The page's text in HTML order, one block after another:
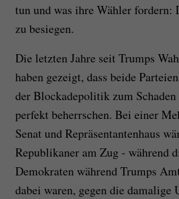
tun und was ihre Wähler fordern:
zu besiegen.
Die letzten Jahre seit Trumps
haben gezeigt, dass beide
der Blockadepolitik zum Schaden
perfekt beherrschen. Bei einer
Senat und Repräsentantenhaus
Republikaner am Zug - während
Demokraten während Trumps
dabei waren, gegen die damalige